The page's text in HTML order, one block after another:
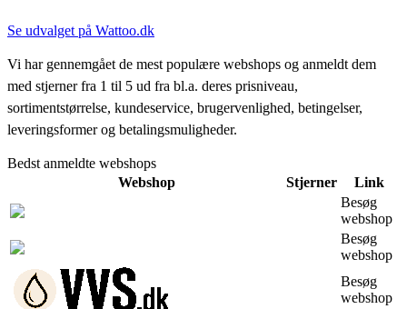
Se udvalget på Wattoo.dk
Vi har gennemgået de mest populære webshops og anmeldt dem
med stjerner fra 1 til 5 ud fra bl.a. deres prisniveau,
sortimentstørrelse, kundeservice, brugervenlighed, betingelser,
leveringsformer og betalingsmuligheder.
Bedst anmeldte webshops
Webshop
Stjerner
Link
Besøg
webshop
Besøg
webshop
Besøg
webshop